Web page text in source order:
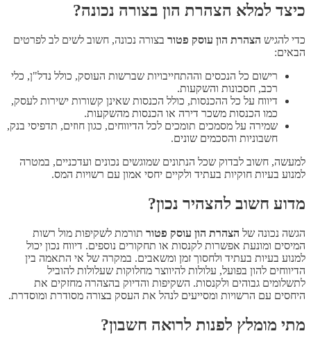
כיצד למלא הצהרת הון בצורה נכונה?
כדי להגיש הצהרת הון עוסק פטור בצורה נכונה, חשוב לשים לב לפרטים
הבאים:
רישום כל הנכסים וההתחייבויות שברשות העוסק, כולל נדל"ן, כלי
רכב, חסכונות והשקעות.
דיווח על כל ההכנסות, כולל הכנסות שאינן קשורות ישירות לעסק,
כמו הכנסות משכר דירה או הכנסות מהשקעות.
שמירה על מסמכים תומכים לכל הדיווחים, כגון חוזים, תדפיסי בנק,
חשבוניות והסכמים שונים.
למעשה, חשוב לבדוק שכל הנתונים שמוגשים נכונים ועדכניים, במטרה
למנוע בעיות חוקיות בעתיד ולקיים יחסי אמון עם רשויות המס.
מדוע חשוב להצהיר נכון?
הגשה נכונה של הצהרת הון עוסק פטור תורמת לשקיפות מול רשות
המיסים ומונעת אפשרות לקנסות או תחקורים נוספים. דיווח נכון יכול
למנוע בעיות בעתיד ולחסוך זמן ומשאבים. במקרה של אי התאמה בין
הדיווחים להון בפועל, עלולות להיווצר מחלוקות שעלולות להוביל
לתשלומים גבוהים ולקנסות. השקיפות והדיוק בהצהרה מחזקים את
היחסים עם הרשויות ומסייעים לנהל את העסק בצורה מסודרת ומוסדרת.
מתי מומלץ לפנות לרואה חשבון?